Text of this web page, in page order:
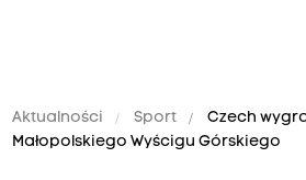
Aktualności Sport
Czech
Małopolskiego Wyścigu Górskiego